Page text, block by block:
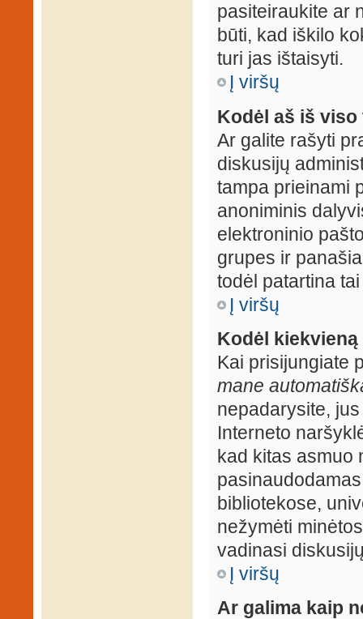
pasiteiraukite ar
būti, kad iškilo
turi jas ištaisyti.
Į viršų
Kodėl aš iš
Ar galite rašyti
diskusijų
tampa prieinami
anoniminis
elektroninio
grupes ir
todėl patartina
Į viršų
Kodėl
Kai prisijungiate
mane
nepadarysite,
Interneto
kad kitas asmuo
bibliotekose,
nežymėti
vadinasi
Į viršų
Ar galima kaip